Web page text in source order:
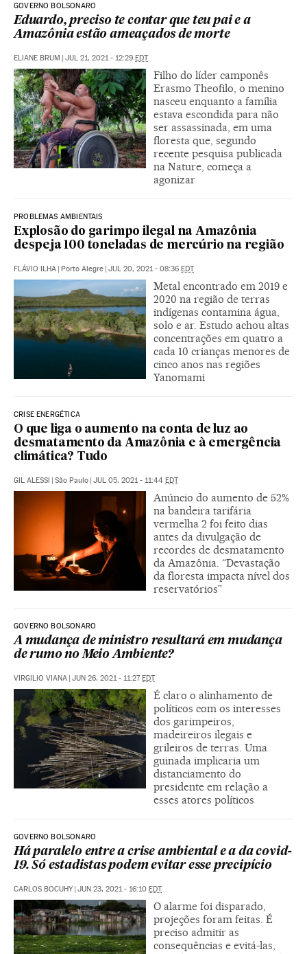
GOVERNO BOLSONARO
Eduardo, preciso te contar que teu pai e a
Amazônia estão ameaçados de morte
ELIANE BRUM | JUL 21, 2021 - 12:29 EDT
Filho do líder camponês
Erasmo Theofilo, o menino
nasceu enquanto a família
estava escondida para não
ser assassinada, em uma
floresta que, segundo
recente pesquisa publicada
na Nature, começa a
agonizar
PROBLEMAS AMBIENTAIS
Explosão do garimpo ilegal na Amazônia
despeja 100 toneladas de mercúrio na região
FLÁVIO ILHA | Porto Alegre | JUL 20, 2021 - 08:36 EDT
Metal encontrado em 2019 e
2020 na região de terras
indígenas contamina água,
solo e ar. Estudo achou altas
concentrações em quatro a
cada 10 crianças menores de
cinco anos nas regiões
Yanomami
CRISE ENERGÉTICA
O que liga o aumento na conta de luz ao
desmatamento da Amazônia e à emergência
climática? Tudo
GIL ALESSI | São Paulo | JUL 05, 2021 - 11:44 EDT
Anúncio do aumento de 52%
na bandeira tarifária
vermelha 2 foi feito dias
antes da divulgação de
recordes de desmatamento
da Amazônia. “Devastação
da floresta impacta nível dos
reservatórios”
GOVERNO BOLSONARO
A mudança de ministro resultará em mudança
de rumo no Meio Ambiente?
VIRGILIO VIANA | JUN 26, 2021 - 11:27EDT
É claro o alinhamento de
políticos com os interesses
dos garimpeiros,
madeireiros ilegais e
grileiros de terras. Uma
guinada implicaria um
distanciamento do
presidente em relação a
esses atores políticos
GOVERNO BOLSONARO
Há paralelo entre a crise ambiental e a da covid-
19. Só estadistas podem evitar esse precipício
CARLOS BOCUHY | JUN 23, 2021 - 16:10 EDT
O alarme foi disparado,
projeções foram feitas. É
preciso admitir as
consequências e evitá-las,